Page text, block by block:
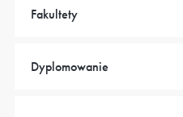
Fakultety
Dyplomowanie